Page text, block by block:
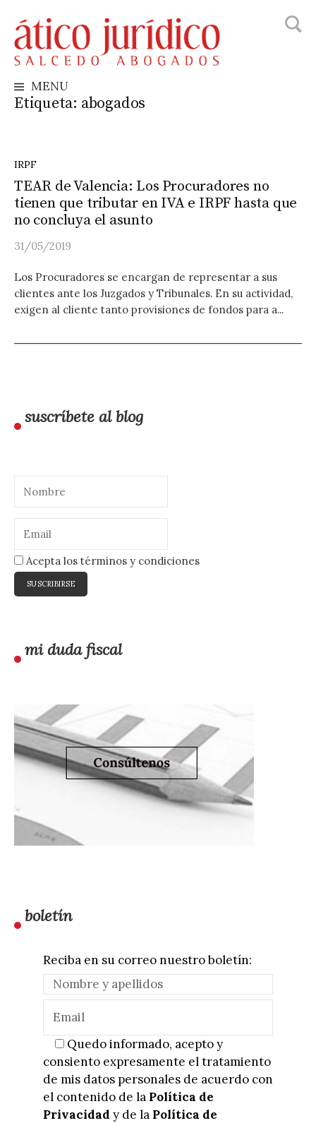
to
content
MENU
Etiqueta: abogados
IRPF
TEAR de Valencia: Los Procuradores no
tienen que tributar en IVA e IRPF hasta que
no concluya el asunto
31/05/2019
Los Procuradores se encargan de representar a sus
clientes ante los Juzgados y Tribunales. En su actividad,
exigen al cliente tanto provisiones de fondos para a...
suscríbete al blog
Acepta los términos y condiciones
mi duda fiscal
boletín
Reciba en su correo nuestro boletín:
Quedo informado, acepto y
consiento expresamente el tratamiento
de mis datos personales de acuerdo con
el contenido de la Política de
Privacidad y de la Política de